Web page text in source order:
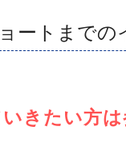
ートまでの
きたい方は